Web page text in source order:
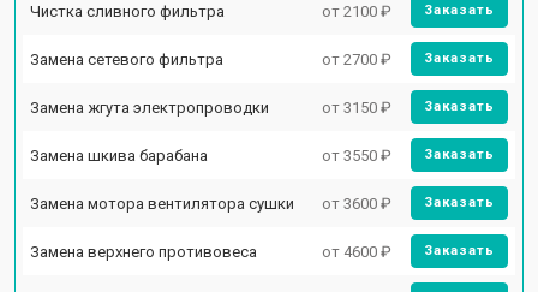
Чистка сливного фильтра от 2100 ₽ Заказать
Замена сетевого фильтра от 2700 ₽ Заказать
Замена жгута электропроводки от 3150 ₽ Заказать
Замена шкива барабана от 3550 ₽ Заказать
Замена мотора вентилятора сушки от 3600 ₽ Заказать
Замена верхнего противовеса от 4600 ₽ Заказать